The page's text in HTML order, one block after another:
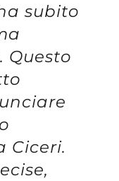
subito
Questo
Ciceri.